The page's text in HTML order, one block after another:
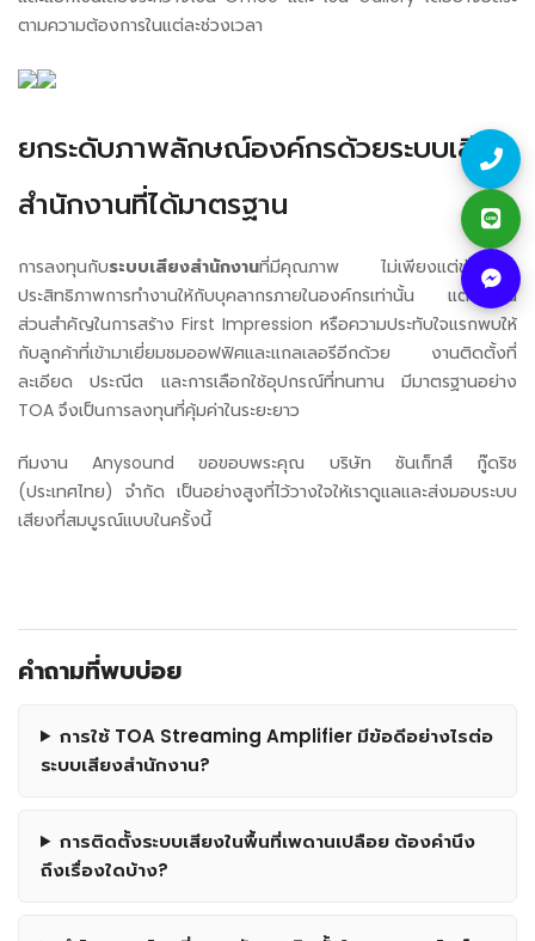
ตามความต้องการในแต่ละช่วงเวลา
ยกระดับภาพลักษณ์องค์กรด้วยระบบเสียง
สำนักงานที่ได้มาตรฐาน
การลงทุนกับระบบเสียงสำนักงานที่มีคุณภาพ ไม่เพียงแต่ช่วยเพิ่ม
ประสิทธิภาพการทำงานให้กับบุคลากรภายในองค์กรเท่านั้น แต่ยังเป็น
ส่วนสำคัญในการสร้าง First Impression หรือความประทับใจแรกพบให้
กับลูกค้าที่เข้ามาเยี่ยมชมออฟฟิศและแกลเลอรีอีกด้วย งานติดตั้งที่
ละเอียด ประณีต และการเลือกใช้อุปกรณ์ที่ทนทาน มีมาตรฐานอย่าง
TOA จึงเป็นการลงทุนที่คุ้มค่าในระยะยาว
ทีมงาน Anysound ขอขอบพระคุณ บริษัท ซันเก็ทสึ กู๊ดริช
(ประเทศไทย) จำกัด เป็นอย่างสูงที่ไว้วางใจให้เราดูแลและส่งมอบระบบ
เสียงที่สมบูรณ์แบบในครั้งนี้
คำถามที่พบบ่อย
การใช้ TOA Streaming Amplifier มีข้อดีอย่างไรต่อ
ระบบเสียงสำนักงาน?
การติดตั้งระบบเสียงในพื้นที่เพดานเปลือย ต้องคำนึง
ถึงเรื่องใดบ้าง?